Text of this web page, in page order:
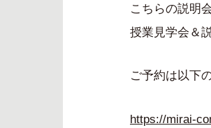
こちらの説明
授業見学会＆
ご予約は以下
https://mirai-